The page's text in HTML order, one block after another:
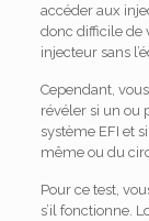
accéder aux
donc difficile de
injecteur sans
Cependant,
révéler si un ou
système EFI et
même ou du
Pour ce test,
s’il fonctionne.